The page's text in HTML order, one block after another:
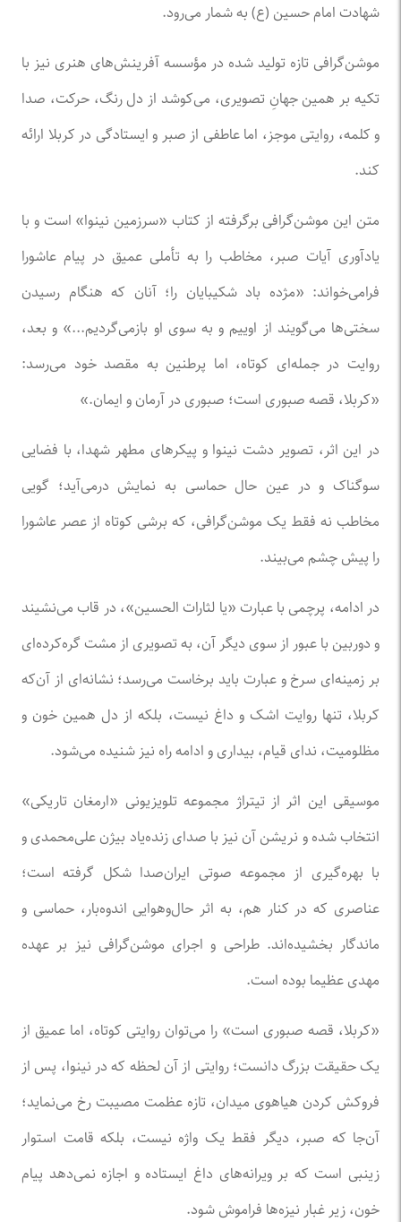
شهادت امام حسین (ع) به شمار می‌رود.
موشن‌گرافی تازه تولید شده در مؤسسه آفرینش‌های هنری نیز با
تکیه بر همین جهانِ تصویری، می‌کوشد از دل رنگ، حرکت، صدا
و کلمه، روایتی موجز، اما عاطفی از صبر و ایستادگی در کربلا ارائه
کند.
متن این موشن‌گرافی برگرفته از کتاب «سرزمین نینوا» است و با
یادآوری آیات صبر، مخاطب را به تأملی عمیق در پیام عاشورا
فرامی‌خواند: «مژده باد شکیبایان را؛ آنان که هنگام رسیدن
سختی‌ها می‌گویند از اوییم و به سوی او بازمی‌گردیم...» و بعد،
روایت در جمله‌ای کوتاه، اما پرطنین به مقصد خود می‌رسد:
«کربلا، قصه صبوری است؛ صبوری در آرمان و ایمان.»
در این اثر، تصویر دشت نینوا و پیکر‌های مطهر شهدا، با فضایی
سوگناک و در عین حال حماسی به نمایش درمی‌آید؛ گویی
مخاطب نه فقط یک موشن‌گرافی، که برشی کوتاه از عصر عاشورا
را پیش چشم می‌بیند.
در ادامه، پرچمی با عبارت «یا لثارات الحسین»، در قاب می‌نشیند
و دوربین با عبور از سوی دیگر آن، به تصویری از مشت گره‌کرده‌ای
بر زمینه‌ای سرخ و عبارت باید برخاست می‌رسد؛ نشانه‌ای از آن‌که
کربلا، تنها روایت اشک و داغ نیست، بلکه از دل همین خون و
مظلومیت، ندای قیام، بیداری و ادامه راه نیز شنیده می‌شود.
موسیقی این اثر از تیتراژ مجموعه تلویزیونی «ارمغان تاریکی»
انتخاب شده و نریشن آن نیز با صدای زنده‌یاد بیژن علی‌محمدی و
با بهره‌گیری از مجموعه صوتی ایران‌صدا شکل گرفته است؛
عناصری که در کنار هم، به اثر حال‌وهوایی اندوه‌بار، حماسی و
ماندگار بخشیده‌اند. طراحی و اجرای موشن‌گرافی نیز بر عهده
مهدی عظیما بوده است.
«کربلا، قصه صبوری است» را می‌توان روایتی کوتاه، اما عمیق از
یک حقیقت بزرگ دانست؛ روایتی از آن لحظه که در نینوا، پس از
فروکش کردن هیاهوی میدان، تازه عظمت مصیبت رخ می‌نماید؛
آن‌جا که صبر، دیگر فقط یک واژه نیست، بلکه قامت استوار
زینبی است که بر ویرانه‌های داغ ایستاده و اجازه نمی‌دهد پیام
خون، زیر غبار نیزه‌ها فراموش شود.